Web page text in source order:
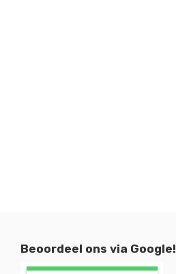
Beoordeel ons via Google!